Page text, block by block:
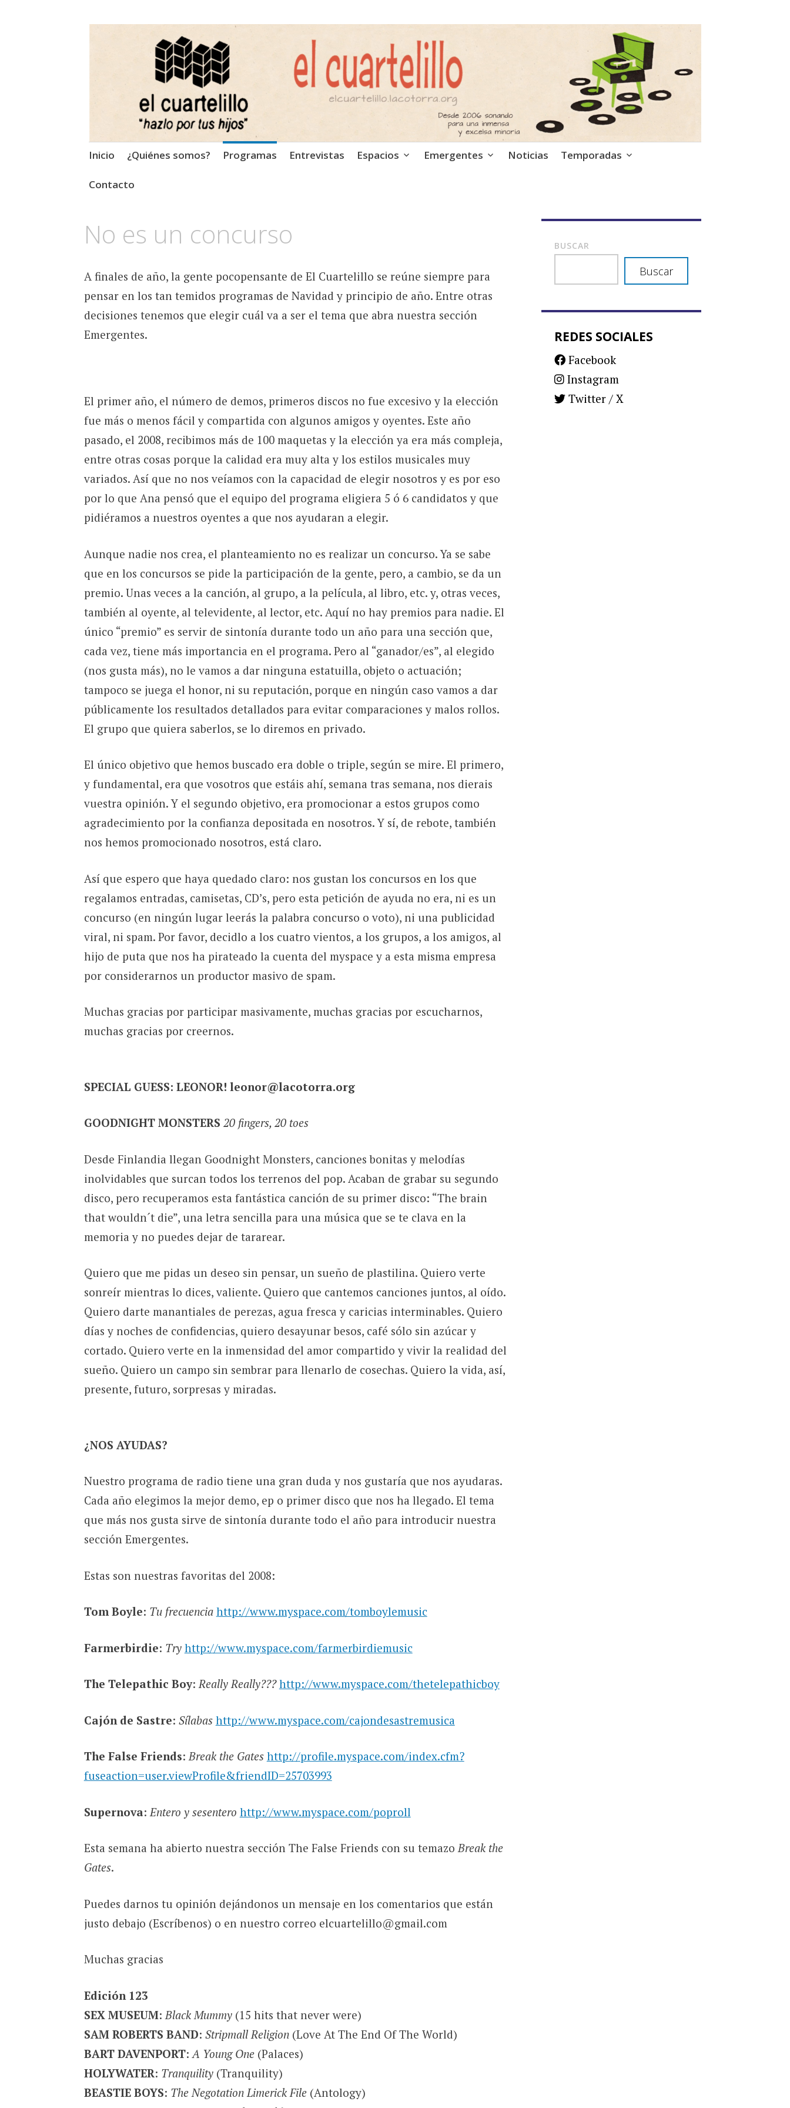
El Cuartelillo
Programa de radio de música independiente. Podcast
Saltar
contenido
Inicio ¿Quiénes somos? Programas Entrevistas Espacios Emergentes Noticias Temporadas
Contacto
No es un concurso
A finales de año, la gente pocopensante de El Cuartelillo se reúne siempre para
pensar en los tan temidos programas de Navidad y principio de año. Entre otras
decisiones tenemos que elegir cuál va a ser el tema que abra nuestra sección
Emergentes.
El primer año, el número de demos, primeros discos no fue excesivo y la elección
fue más o menos fácil y compartida con algunos amigos y oyentes. Este año
pasado, el 2008, recibimos más de 100 maquetas y la elección ya era más compleja,
entre otras cosas porque la calidad era muy alta y los estilos musicales muy
variados. Así que no nos veíamos con la capacidad de elegir nosotros y es por eso
por lo que Ana pensó que el equipo del programa eligiera 5 ó 6 candidatos y que
pidiéramos a nuestros oyentes a que nos ayudaran a elegir.
Aunque nadie nos crea, el planteamiento no es realizar un concurso. Ya se sabe
que en los concursos se pide la participación de la gente, pero, a cambio, se da un
premio. Unas veces a la canción, al grupo, a la película, al libro, etc. y, otras veces,
también al oyente, al televidente, al lector, etc. Aquí no hay premios para nadie. El
único “premio” es servir de sintonía durante todo un año para una sección que,
cada vez, tiene más importancia en el programa. Pero al “ganador/es”, al elegido
(nos gusta más), no le vamos a dar ninguna estatuilla, objeto o actuación;
tampoco se juega el honor, ni su reputación, porque en ningún caso vamos a dar
públicamente los resultados detallados para evitar comparaciones y malos rollos.
El grupo que quiera saberlos, se lo diremos en privado.
El único objetivo que hemos buscado era doble o triple, según se mire. El primero,
y fundamental, era que vosotros que estáis ahí, semana tras semana, nos dierais
vuestra opinión. Y el segundo objetivo, era promocionar a estos grupos como
agradecimiento por la confianza depositada en nosotros. Y sí, de rebote, también
nos hemos promocionado nosotros, está claro.
Así que espero que haya quedado claro: nos gustan los concursos en los que
regalamos entradas, camisetas, CD’s, pero esta petición de ayuda no era, ni es un
concurso (en ningún lugar leerás la palabra concurso o voto), ni una publicidad
viral, ni spam. Por favor, decidlo a los cuatro vientos, a los grupos, a los amigos, al
hijo de puta que nos ha pirateado la cuenta del myspace y a esta misma empresa
por considerarnos un productor masivo de spam.
Muchas gracias por participar masivamente, muchas gracias por escucharnos,
muchas gracias por creernos.
SPECIAL GUESS: LEONOR! leonor@lacotorra.org
GOODNIGHT MONSTERS 20 fingers, 20 toes
Desde Finlandia llegan Goodnight Monsters, canciones bonitas y melodías
inolvidables que surcan todos los terrenos del pop. Acaban de grabar su segundo
disco, pero recuperamos esta fantástica canción de su primer disco: “The brain
that wouldn´t die”, una letra sencilla para una música que se te clava en la
memoria y no puedes dejar de tararear.
Quiero que me pidas un deseo sin pensar, un sueño de plastilina. Quiero verte
sonreír mientras lo dices, valiente. Quiero que cantemos canciones juntos, al oído.
Quiero darte manantiales de perezas, agua fresca y caricias interminables. Quiero
días y noches de confidencias, quiero desayunar besos, café sólo sin azúcar y
cortado. Quiero verte en la inmensidad del amor compartido y vivir la realidad del
sueño. Quiero un campo sin sembrar para llenarlo de cosechas. Quiero la vida, así,
presente, futuro, sorpresas y miradas.
¿NOS AYUDAS?
Nuestro programa de radio tiene una gran duda y nos gustaría que nos ayudaras.
Cada año elegimos la mejor demo, ep o primer disco que nos ha llegado. El tema
que más nos gusta sirve de sintonía durante todo el año para introducir nuestra
sección Emergentes.
Estas son nuestras favoritas del 2008:
Tom Boyle: Tu frecuencia http://www.myspace.com/tomboylemusic
Farmerbirdie: Try http://www.myspace.com/farmerbirdiemusic
The Telepathic Boy:Really Really??? http://www.myspace.com/thetelepathicboy
Cajón de Sastre: Sílabas http://www.myspace.com/cajondesastremusica
The False Friends:Break the Gates http://profile.myspace.com/index.cfm?
fuseaction=user.viewProfile&friendID=25703993
Supernova: Entero y sesentero http://www.myspace.com/poproll
Esta semana ha abierto nuestra sección The False Friends con su temazoBreak the
Gates.
Puedes darnos tu opinión dejándonos un mensaje en los comentarios que están
justo debajo (Escríbenos) o en nuestro correo elcuartelillo@gmail.com
Muchas gracias
Edición 123
SEX MUSEUM: Black Mummy(15 hits that never were)
SAM ROBERTS BAND: Stripmall Religion(Love At The End Of The World)
BART DAVENPORT: A Young One(Palaces)
HOLYWATER: Tranquility(Tranquility)
BEASTIE BOYS: The Negotation Limerick File(Antology)
BUSCAR
Buscar
REDES SOCIALES
Facebook
Instagram
Twitter / X